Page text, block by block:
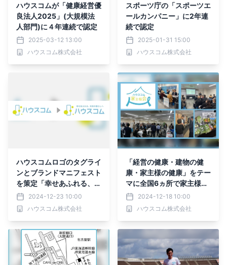
ハウスコムが「健康経営優
良法人2025」(大規模法
人部門)に４年連続で認定
2025-03-12 13:00
ハウスコム株式会社
スポーツ庁の「スポーツエ
ールカンパニー」に2年連
続で認定
2025-01-31 15:00
ハウスコム株式会社
ハウスコムロゴのタグライ
ンとブランドマニフェスト
を策定「幸せあふれる、未
来の暮らしへ」を合言葉
に、お客様の夢を叶える存
在へ
2024-12-23 10:00
ハウスコム株式会社
「経営の健康・建物の健
康・家主様の健康」をテー
マに全国6ヵ所で家主様会
を開催2024-12-18 10:00
ハウスコム株式会社